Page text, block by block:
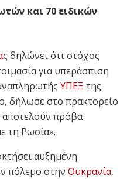
και 70 ειδικών
ς δηλώνει ότι στόχος
για υπεράσπιση
ΥΠΕΞ της
δήλωσε στο πρακτορείο
αποτελούν πρόβα
τη Ρωσία».
αυξημένη
πόλεμο στην Ουκρανία,